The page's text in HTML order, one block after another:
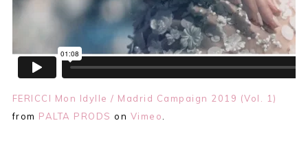
FERICCI Mon Idylle / Madrid Campaign 2019 (Vol. 1)
from PALTA PRODS on Vimeo.